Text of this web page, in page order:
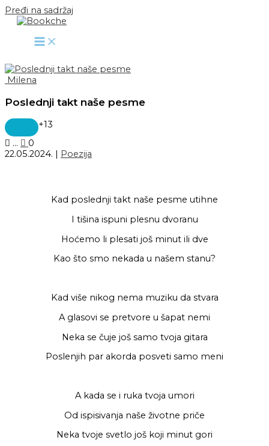
Pređi na sadržaj
Milena
Poslednji takt naše pesme
+13
...
0
22.05.2024. | Poezija
Kad poslednji takt naše pesme utihne
I tišina ispuni plesnu dvoranu
Hoćemo li plesati još minut ili dve
Kao što smo nekada u našem stanu?
Kad više nikog nema muziku da stvara
A glasovi se pretvore u šapat nemi
Neka se čuje još samo tvoja gitara
Poslenjih par akorda posveti samo meni
A kada se i ruka tvoja umori
Od ispisivanja naše životne priče
Neka tvoje svetlo još koji minut gori